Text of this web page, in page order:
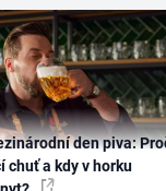
den piva:
chuť a kdy v horku